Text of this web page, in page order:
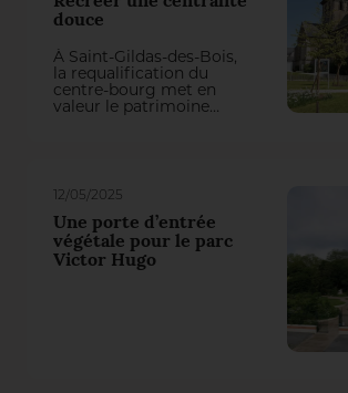
douce
À Saint-Gildas-des-Bois,
la requalification du
centre-bourg met en
valeur le patrimoine
12/05/2025
Une porte d’entrée
végétale pour le parc
Victor Hugo